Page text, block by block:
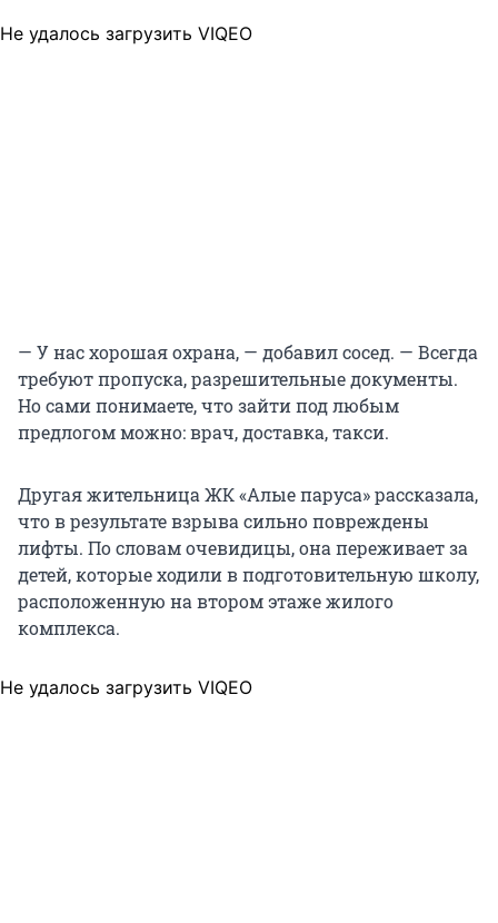
Не удалось загрузить VIQEO
— У нас хорошая охрана, — добавил сосед. — Всегда
требуют пропуска, разрешительные документы.
Но сами понимаете, что зайти под любым
предлогом можно: врач, доставка, такси.
Другая жительница ЖК «Алые паруса» рассказала,
что в результате взрыва сильно повреждены
лифты. По словам очевидицы, она переживает за
детей, которые ходили в подготовительную школу,
расположенную на втором этаже жилого
комплекса.
Не удалось загрузить VIQEO